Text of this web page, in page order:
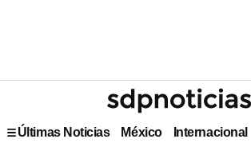
Últimas Noticias México Internacional